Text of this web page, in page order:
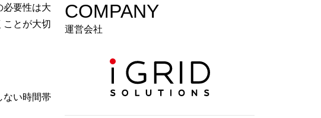
要性は大
とが大切
い時間帯
COMPANY
運営会社